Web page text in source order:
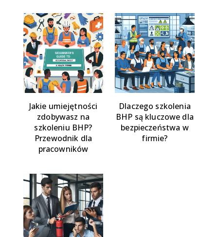
Jakie umiejętności
zdobywasz na
szkoleniu BHP?
Przewodnik dla
pracowników
Dlaczego szkolenia
BHP są kluczowe dla
bezpieczeństwa w
firmie?